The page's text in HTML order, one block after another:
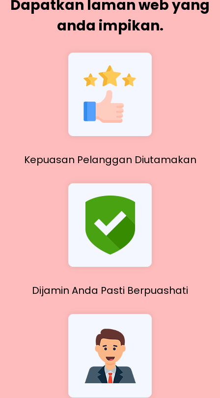
Dapatkan laman web yang
anda impikan.
Kepuasan Pelanggan Diutamakan
Dijamin Anda Pasti Berpuashati